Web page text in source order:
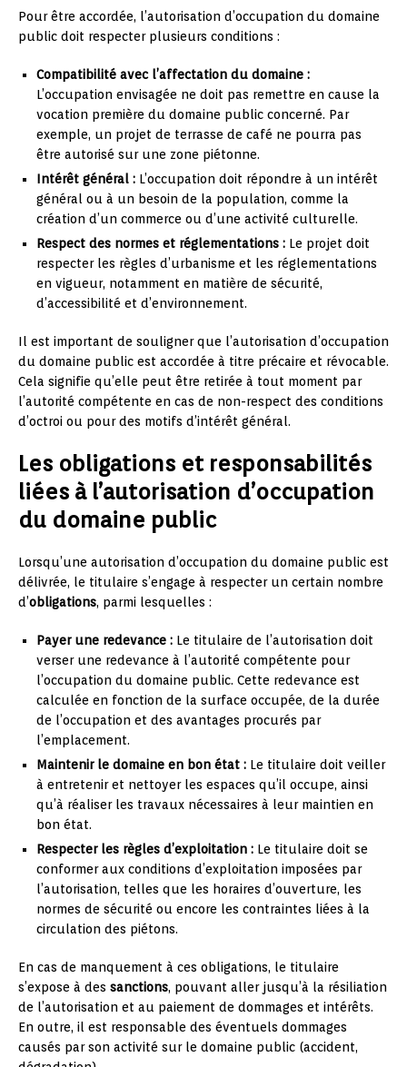
Pour être accordée, l’autorisation d’occupation du domaine
public doit respecter plusieurs conditions :
Compatibilité avec l’affectation du domaine :
L’occupation envisagée ne doit pas remettre en cause la
vocation première du domaine public concerné. Par
exemple, un projet de terrasse de café ne pourra pas
être autorisé sur une zone piétonne.
Intérêt général : L’occupation doit répondre à un intérêt
général ou à un besoin de la population, comme la
création d’un commerce ou d’une activité culturelle.
Respect des normes et réglementations : Le projet doit
respecter les règles d’urbanisme et les réglementations
en vigueur, notamment en matière de sécurité,
d’accessibilité et d’environnement.
Il est important de souligner que l’autorisation d’occupation
du domaine public est accordée à titre précaire et révocable.
Cela signifie qu’elle peut être retirée à tout moment par
l’autorité compétente en cas de non-respect des conditions
d’octroi ou pour des motifs d’intérêt général.
Les obligations et responsabilités
liées à l’autorisation d’occupation
du domaine public
Lorsqu’une autorisation d’occupation du domaine public est
délivrée, le titulaire s’engage à respecter un certain nombre
d’obligations, parmi lesquelles :
Payer une redevance : Le titulaire de l’autorisation doit
verser une redevance à l’autorité compétente pour
l’occupation du domaine public. Cette redevance est
calculée en fonction de la surface occupée, de la durée
de l’occupation et des avantages procurés par
l’emplacement.
Maintenir le domaine en bon état : Le titulaire doit veiller
à entretenir et nettoyer les espaces qu’il occupe, ainsi
qu’à réaliser les travaux nécessaires à leur maintien en
bon état.
Respecter les règles d’exploitation : Le titulaire doit se
conformer aux conditions d’exploitation imposées par
l’autorisation, telles que les horaires d’ouverture, les
normes de sécurité ou encore les contraintes liées à la
circulation des piétons.
En cas de manquement à ces obligations, le titulaire
s’expose à des sanctions, pouvant aller jusqu’à la résiliation
de l’autorisation et au paiement de dommages et intérêts.
En outre, il est responsable des éventuels dommages
causés par son activité sur le domaine public (accident,